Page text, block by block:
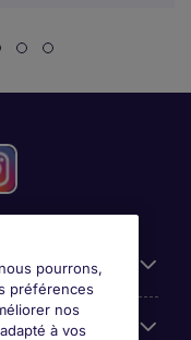
pourrons,
préférences
nos
à vos